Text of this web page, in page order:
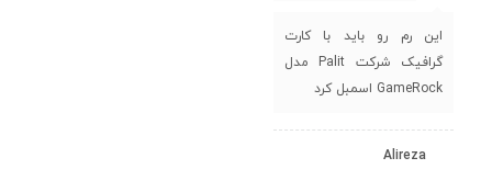
این رم رو باید با کارت
گرافیک شرکت Palit مدل
GameRock اسمبل کرد
Alireza